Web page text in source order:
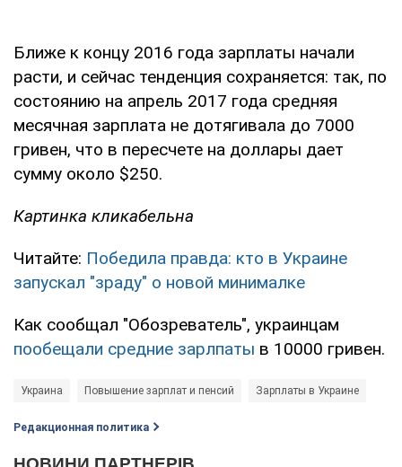
Ближе к концу 2016 года зарплаты начали
расти, и сейчас тенденция сохраняется: так, по
состоянию на апрель 2017 года средняя
месячная зарплата не дотягивала до 7000
гривен, что в пересчете на доллары дает
сумму около $250.
Картинка кликабельна
Читайте: Победила правда: кто в Украине
запускал "зраду" о новой минималке
Как сообщал "Обозреватель", украинцам
пообещали средние зарлпаты в 10000 гривен.
Украина Повышение зарплат и пенсий Зарплаты в Украине
Редакционная политика